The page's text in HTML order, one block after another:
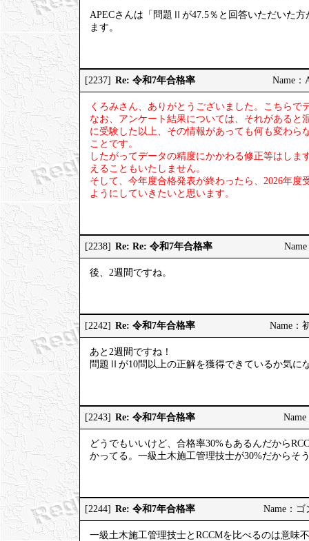
APECさんは「問題Ⅱが47.5％と回答いただいた
ます。
[2237] Re: 令和7年合格率 Name：
くろみさん、ありがとうございました。こちらで
なお、アンケート結果については、それがある
に受験した以上、その情報があっても何も変わ
ことです。
したがってデータの精度にかかわる修正等はし
えることもいたしません。
そして、今年度合格発表が終わったら、2026年
ようにしていきたいと思います。
[2238] Re: Re: 令和7年合格率
後、2週間ですね。
[2242] Re: 令和7年合格率 Name：
あと2週間ですね！
問題Ⅱが10問以上の正解を獲得できているか気に
[2243] Re: 令和7年合格率
どうでもいいけど、合格率30%もあるんだから
かってる。一級土木施工管理技士が30%だからそ
[2244] Re: 令和7年合格率 Name：
一級土木施工管理技士とRCCMを比べるのは意味